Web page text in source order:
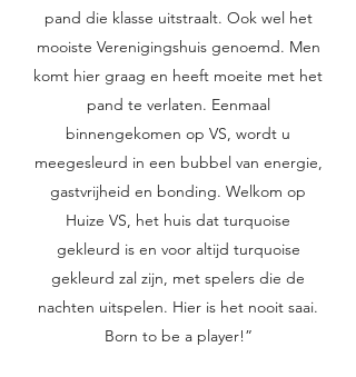
pand die klasse uitstraalt. Ook wel het
mooiste Verenigingshuis genoemd. Men
komt hier graag en heeft moeite met het
pand te verlaten. Eenmaal
binnengekomen op VS, wordt u
meegesleurd in een bubbel van energie,
gastvrijheid en bonding. Welkom op
Huize VS, het huis dat turquoise
gekleurd is en voor altijd turquoise
gekleurd zal zijn, met spelers die de
nachten uitspelen. Hier is het nooit saai.
Born to be a player!”